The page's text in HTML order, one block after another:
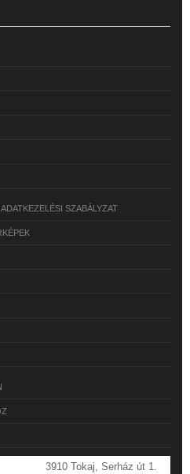
SZABÁLYZAT
3910 Tokaj, Serház út 1.